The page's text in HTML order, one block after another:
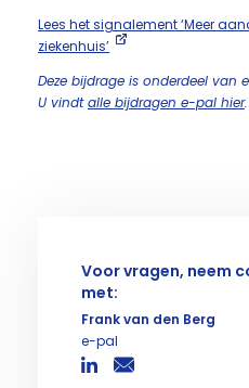
Lees het signalement ‘Meer
ziekenhuis’
Deze bijdrage is onderdeel van
U vindtalle bijdragen e-pal hier.
Voor vragen, neem
met:
Frank van den Berg
e-pal